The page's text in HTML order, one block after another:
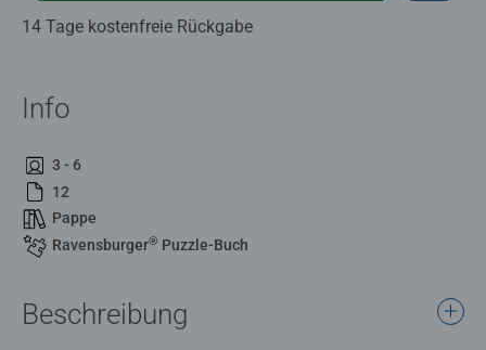
14 Tage kostenfreie Rückgabe
Info
3 - 6
12
Pappe
Ravensburger® Puzzle-Buch
Beschreibung